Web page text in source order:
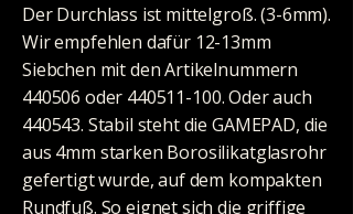
Der Durchlass ist mittelgroß. (3-6mm).
Wir empfehlen dafür 12-13mm
Siebchen mit den Artikelnummern
440506 oder 440511-100. Oder auch
440543. Stabil steht die GAMEPAD, die
aus 4mm starken Borosilikatglasrohr
gefertigt wurde, auf dem kompakten
Rundfuß. So eignet sich die griffige